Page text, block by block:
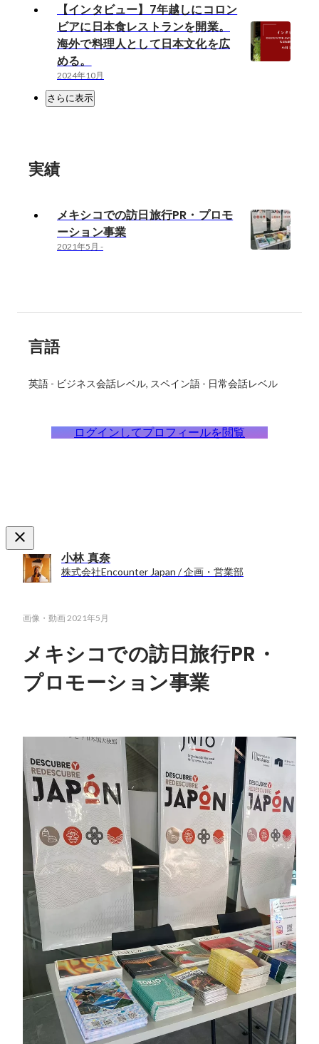
【インタビュー】7年越しにコロン
ビアに日本食レストランを開業。
海外で料理人として日本文化を広
める。
2024年10月
さらに表示
実績
メキシコでの訪日旅行PR・プロモ
ーション事業
2021年5月 -
言語
英語 - ビジネス会話レベル スペイン語 - 日常会話レベル
ログインしてプロフィールを閲覧
小林 真奈
株式会社Encounter Japan / 企画・営業部
画像・動画 2021年5月
メキシコでの訪日旅行PR・
プロモーション事業